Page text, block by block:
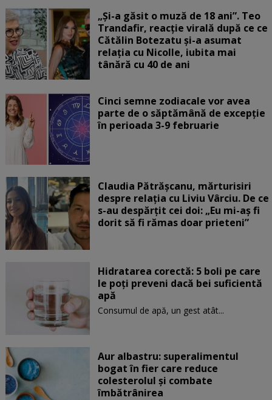
„Și-a găsit o muză de 18 ani”. Teo
Trandafir, reacție virală după ce ce
Cătălin Botezatu și-a asumat
relația cu Nicolle, iubita mai
tânără cu 40 de ani
Cinci semne zodiacale vor avea
parte de o săptămână de excepție
în perioada 3-9 februarie
Claudia Pătrășcanu, mărturisiri
despre relația cu Liviu Vârciu. De ce
s-au despărțit cei doi: „Eu mi-aș fi
dorit să fi rămas doar prieteni”
Hidratarea corectă: 5 boli pe care
le poți preveni dacă bei suficientă
apă
Consumul de apă, un gest atât...
Aur albastru: superalimentul
bogat în fier care reduce
colesterolul și combate
îmbătrânirea